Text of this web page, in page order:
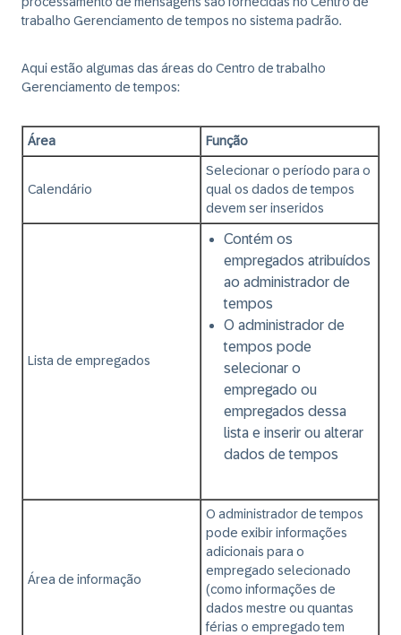
trabalho Gerenciamento de tempos no sistema padrão.
Aqui estão algumas das áreas do Centro de trabalho
Gerenciamento de tempos:
Área Função
Calendário
Selecionar o período para o
qual os dados de tempos
devem ser inseridos
Lista de empregados
Contém os
empregados atribuídos
ao administrador de
tempos
O administrador de
tempos pode
selecionar o
empregado ou
empregados dessa
lista e inserir ou alterar
dados de tempos
Área de informação
O administrador de tempos
pode exibir informações
adicionais para o
empregado selecionado
(como informações de
dados mestre ou quantas
férias o empregado tem